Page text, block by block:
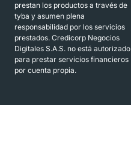
prestan los productos a través de
tyba y asumen plena
responsabilidad por los servicios
prestados. Credicorp Negocios
Digitales S.A.S. no está autorizado
para prestar servicios financieros
por cuenta propia.